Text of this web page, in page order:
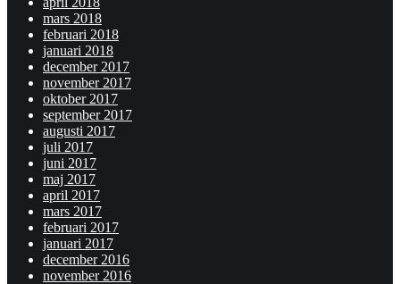
mars 2018
februari 2018
januari 2018
december 2017
november 2017
oktober 2017
september 2017
augusti 2017
juli 2017
juni 2017
maj 2017
april 2017
mars 2017
februari 2017
januari 2017
december 2016
november 2016